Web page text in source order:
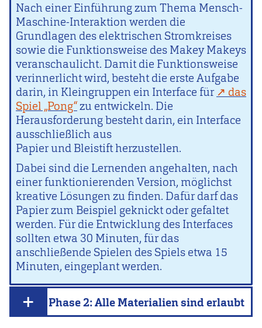
Nach einer Einführung zum Thema Mensch-
Maschine-Interaktion werden die
Grundlagen des elektrischen Stromkreises
sowie die Funktionsweise des Makey Makeys
veranschaulicht. Damit die Funktionsweise
verinnerlicht wird, besteht die erste Aufgabe
darin, in Kleingruppen ein Interface für
das
Spiel „Pong“zu entwickeln. Die
Herausforderung besteht darin, ein Interface
ausschließlich aus
Papier und Bleistift herzustellen.
Dabei sind die Lernenden angehalten, nach
einer funktionierenden Version, möglichst
kreative Lösungen zu finden. Dafür darf das
Papier zum Beispiel geknickt oder gefaltet
werden. Für die Entwicklung des Interfaces
sollten etwa 30 Minuten, für das
anschließende Spielen des Spiels etwa 15
Minuten, eingeplant werden.
Phase 2: Alle Materialien sind erlaubt